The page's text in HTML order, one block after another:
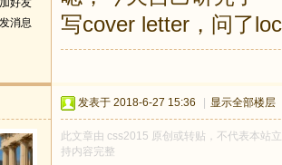
加好友
发消息
写cover letter，问了
发表于 2018-6-27 15:36 显示全部楼层
此文章由 css2015 原创或转贴，不代表本站
持内容完整